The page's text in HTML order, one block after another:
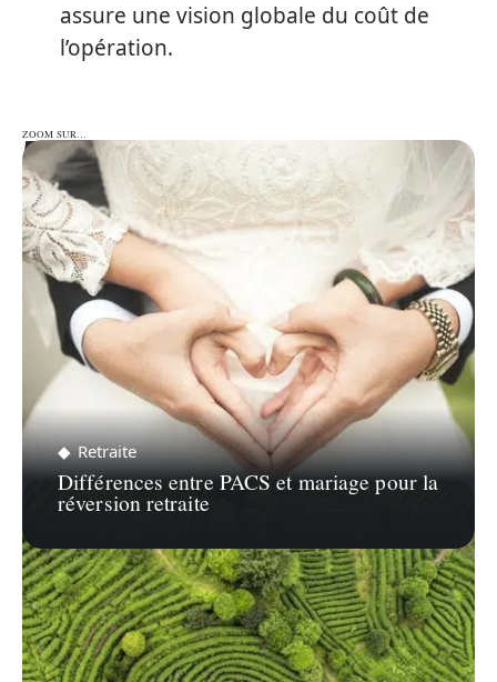
assure une vision globale du coût de
l’opération.
ZOOM SUR…
ZOOM SUR…
Retraite
Différences entre PACS et mariage pour la
réversion retraite